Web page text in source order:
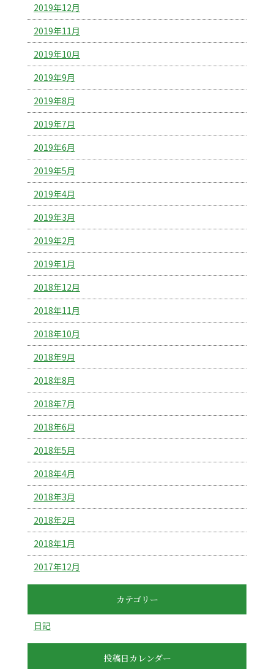
2019年12月
2019年11月
2019年10月
2019年9月
2019年8月
2019年7月
2019年6月
2019年5月
2019年4月
2019年3月
2019年2月
2019年1月
2018年12月
2018年11月
2018年10月
2018年9月
2018年8月
2018年7月
2018年6月
2018年5月
2018年4月
2018年3月
2018年2月
2018年1月
2017年12月
カテゴリー
日記
投稿日カレンダー